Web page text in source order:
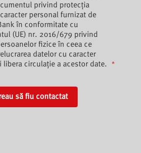
privind protecția
personal furnizat de
în conformitate cu
(UE) nr. 2016/679 privind
fizice în ceea ce
datelor cu caracter
libera circulație a acestor date.
să fiu contactat